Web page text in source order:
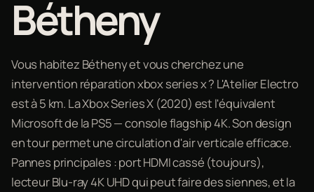
Bétheny
Vous habitez Bétheny et vous cherchez une
intervention réparation xbox series x ? L'Atelier Electro
est à 5 km. La Xbox Series X (2020) est l'équivalent
Microsoft de la PS5 — console flagship 4K. Son design
en tour permet une circulation d'air verticale efficace.
Pannes principales : port HDMI cassé (toujours),
lecteur Blu-ray 4K UHD qui peut faire des siennes, et la